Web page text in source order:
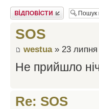
Відповісти
SOS
westua» 23 липня
Не прийшло
Re: SOS